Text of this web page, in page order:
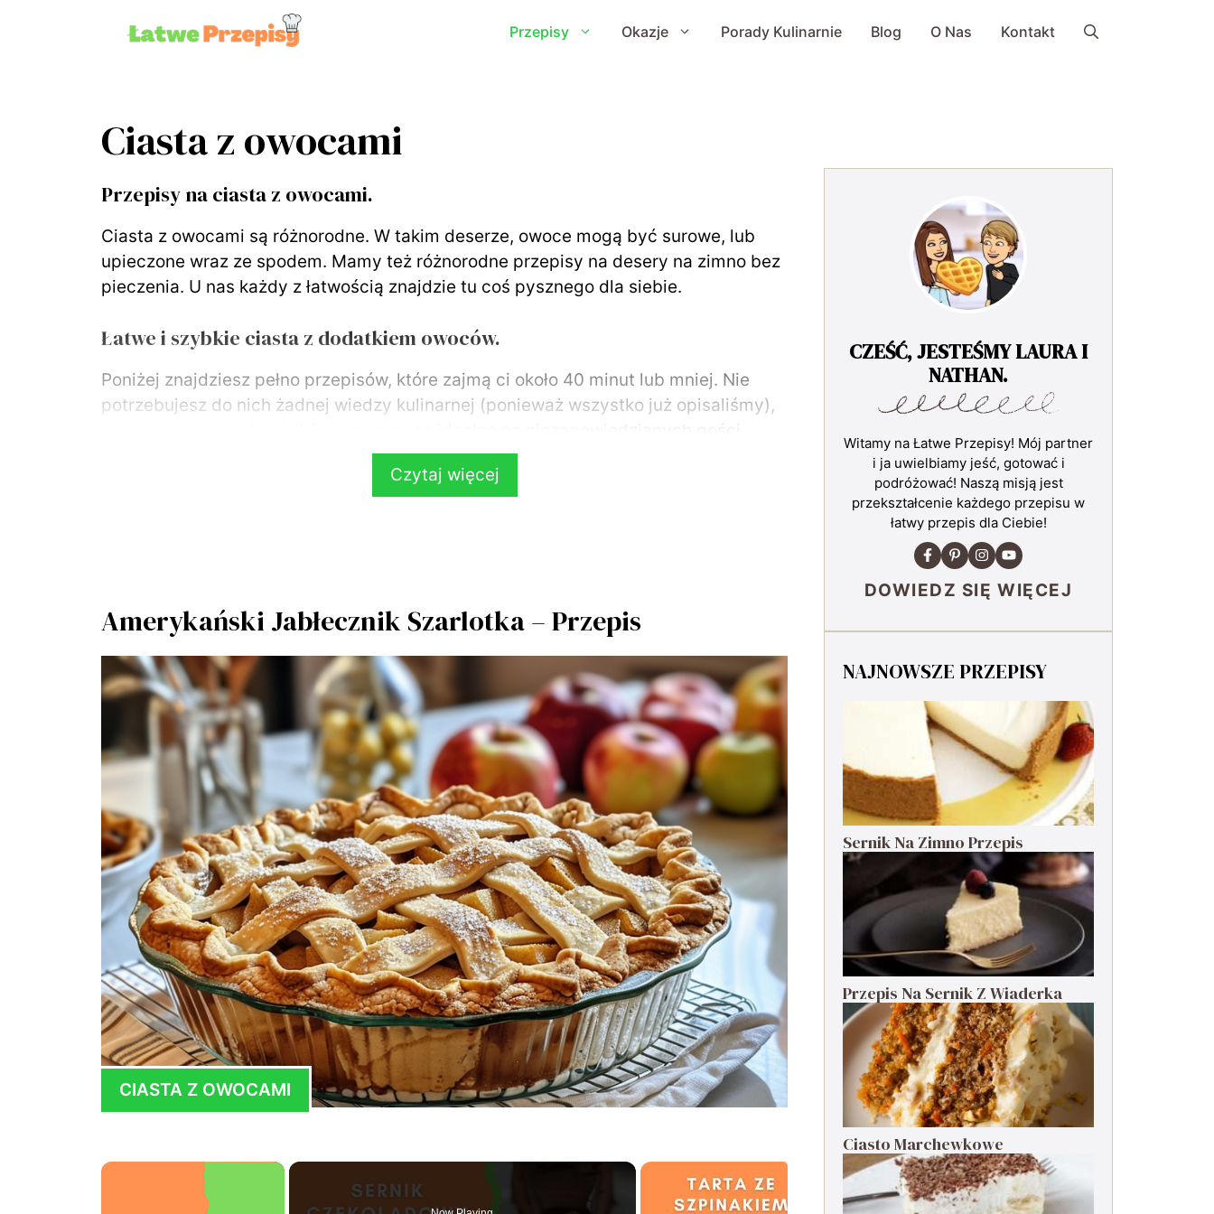
Przepisy Okazje Porady Kulinarnie Blog O Nas Kontakt
Ciasta z owocami
Przepisy na ciasta z owocami.
Ciasta z owocami są różnorodne. W takim deserze, owoce mogą być surowe, lub
upieczone wraz ze spodem. Mamy też różnorodne przepisy na desery na zimno bez
pieczenia. U nas każdy z łatwością znajdzie tu coś pysznego dla siebie.
Łatwe i szybkie ciasta z dodatkiem owoców.
Poniżej znajdziesz pełno przepisów, które zajmą ci około 40 minut lub mniej. Nie
potrzebujesz do nich żadnej wiedzy kulinarnej (ponieważ wszystko już opisaliśmy),
ani wykwintnych składników, przez co są idealne na niezapowiedzianych gości.
Czytaj więcej
Amerykański Jabłecznik Szarlotka – Przepis
CIASTA Z OWOCAMI
×
CZEŚĆ, JESTEŚMY LAURA I
NATHAN.
Witamy na Łatwe Przepisy! Mój partner
i ja uwielbiamy jeść, gotować i
podróżować! Naszą misją jest
przekształcenie każdego przepisu w
łatwy przepis dla Ciebie!
DOWIEDZ SIĘ WIĘCEJ
NAJNOWSZE PRZEPISY
Sernik Na Zimno Przepis
Przepis Na Sernik Z Wiaderka
Ciasto Marchewkowe